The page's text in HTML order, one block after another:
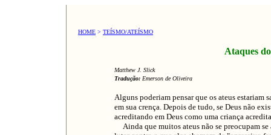
HOME > TEÍSMO/ATEÍSMO
Ataques
Matthew J. Slick
Tradução: Emerson de Oliveira
Alguns poderiam pensar que os ateus estariam
em sua crença. Depois de tudo, se Deus não
acreditando em Deus como uma criança
Ainda que muitos ateus não se preocupam se